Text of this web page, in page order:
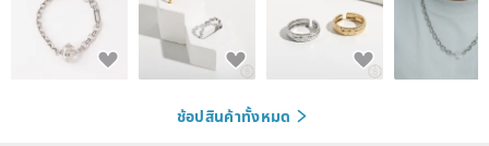
ช้อปสินค้าทั้งหมด